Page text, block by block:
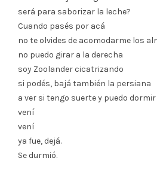
será para saborizar la leche?
Cuando pasés por acá
no te olvides de acomodarme los
no puedo girar a la derecha
soy Zoolander cicatrizando
si podés, bajá también la persiana
a ver si tengo suerte y puedo
vení
vení
ya fue, dejá.
Se durmió.